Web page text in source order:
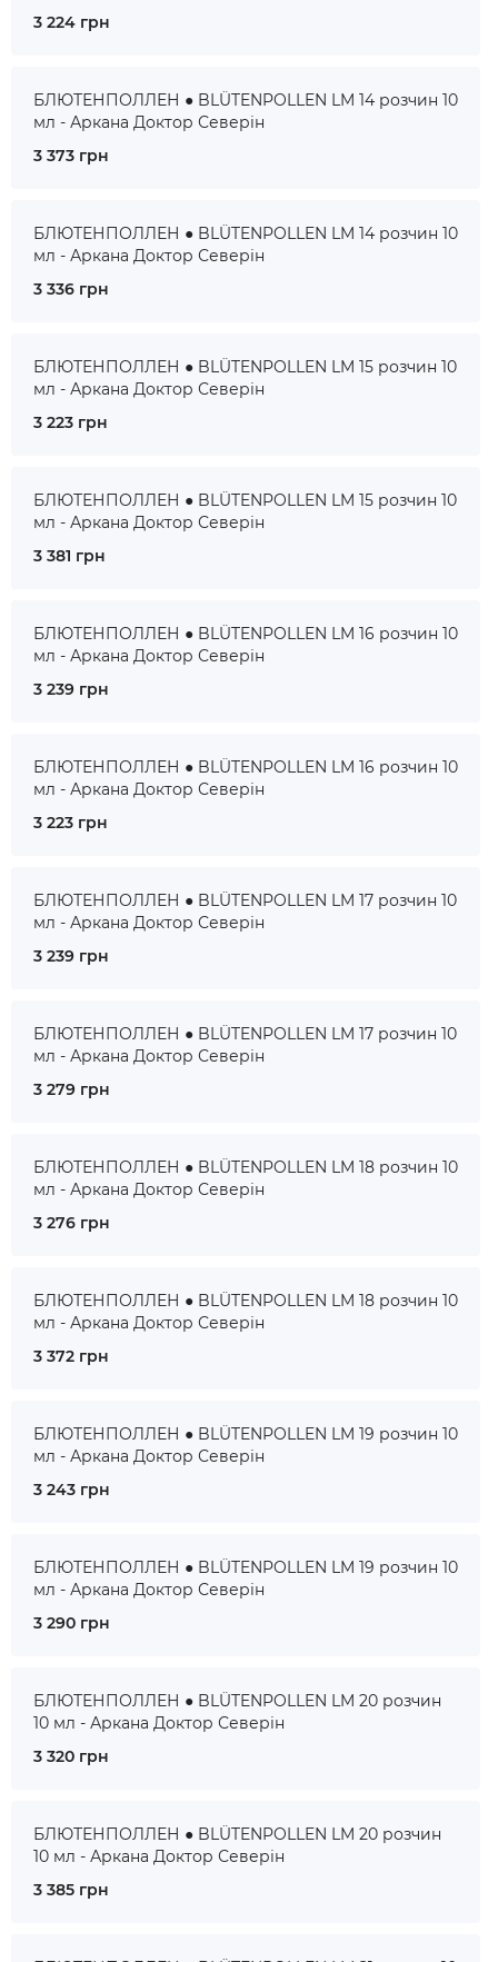
3 224 грн
БЛЮТЕНПОЛЛЕН ● BLÜTENPOLLEN LM 14 розчин 10
мл - Аркана Доктор Северін
3 373 грн
БЛЮТЕНПОЛЛЕН ● BLÜTENPOLLEN LM 14 розчин 10
мл - Аркана Доктор Северін
3 336 грн
БЛЮТЕНПОЛЛЕН ● BLÜTENPOLLEN LM 15 розчин 10
мл - Аркана Доктор Северін
3 223 грн
БЛЮТЕНПОЛЛЕН ● BLÜTENPOLLEN LM 15 розчин 10
мл - Аркана Доктор Северін
3 381 грн
БЛЮТЕНПОЛЛЕН ● BLÜTENPOLLEN LM 16 розчин 10
мл - Аркана Доктор Северін
3 239 грн
БЛЮТЕНПОЛЛЕН ● BLÜTENPOLLEN LM 16 розчин 10
мл - Аркана Доктор Северін
3 223 грн
БЛЮТЕНПОЛЛЕН ● BLÜTENPOLLEN LM 17 розчин 10
мл - Аркана Доктор Северін
3 239 грн
БЛЮТЕНПОЛЛЕН ● BLÜTENPOLLEN LM 17 розчин 10
мл - Аркана Доктор Северін
3 279 грн
БЛЮТЕНПОЛЛЕН ● BLÜTENPOLLEN LM 18 розчин 10
мл - Аркана Доктор Северін
3 276 грн
БЛЮТЕНПОЛЛЕН ● BLÜTENPOLLEN LM 18 розчин 10
мл - Аркана Доктор Северін
3 372 грн
БЛЮТЕНПОЛЛЕН ● BLÜTENPOLLEN LM 19 розчин 10
мл - Аркана Доктор Северін
3 243 грн
БЛЮТЕНПОЛЛЕН ● BLÜTENPOLLEN LM 19 розчин 10
мл - Аркана Доктор Северін
3 290 грн
БЛЮТЕНПОЛЛЕН ● BLÜTENPOLLEN LM 20 розчин
10 мл - Аркана Доктор Северін
3 320 грн
БЛЮТЕНПОЛЛЕН ● BLÜTENPOLLEN LM 20 розчин
10 мл - Аркана Доктор Северін
3 385 грн